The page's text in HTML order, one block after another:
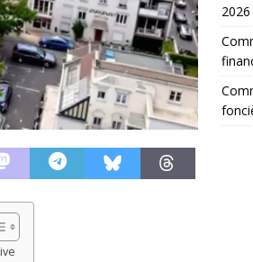
2026